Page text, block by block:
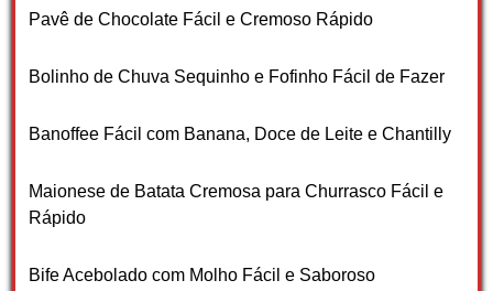
Pavê de Chocolate Fácil e Cremoso Rápido
Bolinho de Chuva Sequinho e Fofinho Fácil de Fazer
Banoffee Fácil com Banana, Doce de Leite e Chantilly
Maionese de Batata Cremosa para Churrasco Fácil e
Rápido
Bife Acebolado com Molho Fácil e Saboroso